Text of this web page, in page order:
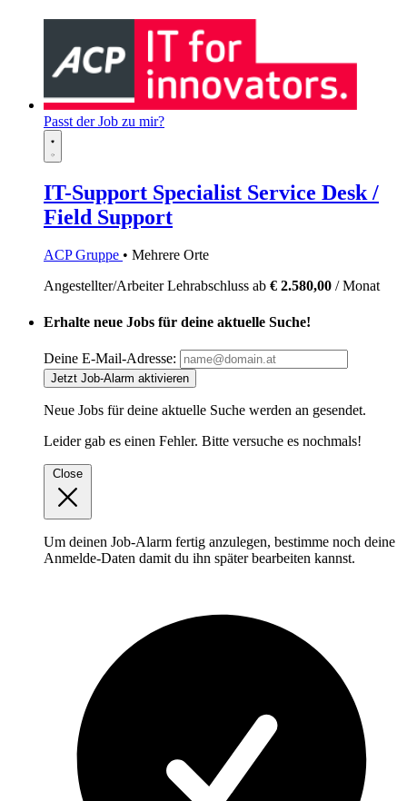
Passt der Job zu mir?
IT-Support Specialist Service Desk /
Field Support
ACP Gruppe • Mehrere Orte
Angestellter/ArbeiterLehrabschluss ab € 2.580,00 / Monat
Erhalte neue Jobs für deine aktuelle Suche!
Deine E-Mail-Adresse:
Jetzt Job-Alarm aktivieren
Neue Jobs für deine aktuelle Suche werden an gesendet.
Leider gab es einen Fehler. Bitte versuche es nochmals!
Close
Um deinen Job-Alarm fertig anzulegen, bestimme noch deine
Anmelde-Daten damit du ihn später bearbeiten kannst.